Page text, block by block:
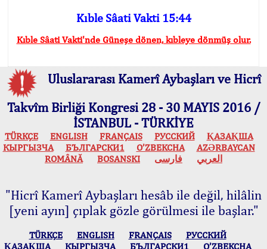
Kıble Sâati Vakti 15:44
Kıble Sâati Vakti'nde Güneşe dönen, kıbleye dönmüş olur.
Uluslararası Kamerî Aybaşları ve Hicrî
Takvîm Birliği Kongresi 28 - 30 MAYIS 2016 /
İSTANBUL - TÜRKİYE
TÜRKÇE ENGLISH FRANÇAIS РУССКИЙ
ҚАЗАҚША
КЫPГЫЗЧA
БЪЛГАРСКИ1 O’ZBEKCHA
AZӘRBAYCAN
ROMÂNĂ
BOSANSKI العربي فارسی
"Hicrî Kamerî Aybaşları hesâb ile değil, hilâlin
[yeni ayın] çıplak gözle görülmesi ile başlar."
TÜRKÇE ENGLISH FRANÇAIS
РУССКИЙ
ҚАЗАҚША
КЫPГЫЗЧA БЪЛГАРСКИ1 O’ZBEKCHA